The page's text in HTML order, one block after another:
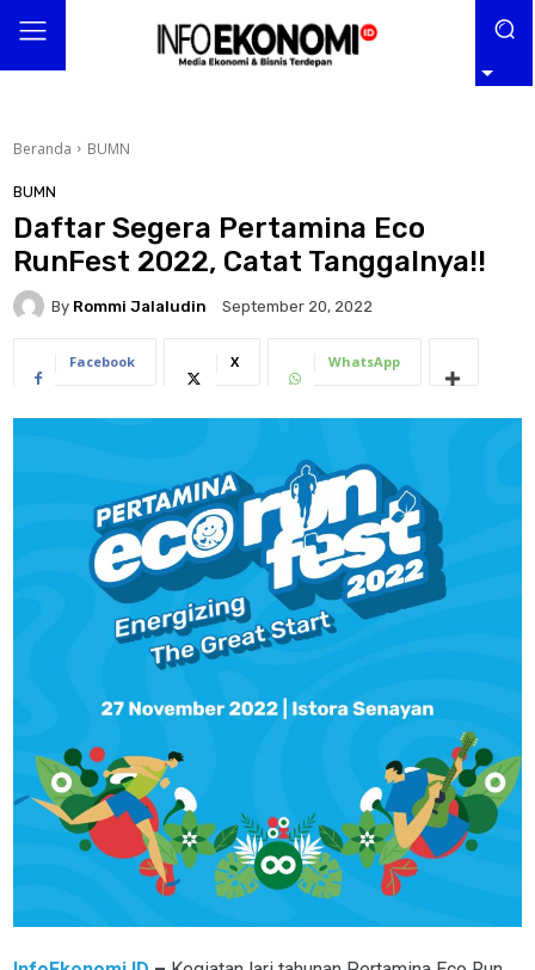
Beranda BUMN
BUMN
Daftar Segera Pertamina Eco
RunFest 2022, Catat Tanggalnya!!
By Rommi Jalaludin September 20, 2022
Facebook X WhatsApp